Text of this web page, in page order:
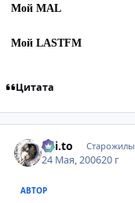
Мой MAL
Мой LASTFM
Цитата
Kai.to Старожилы
24 Мая, 200620 г
АВТОР